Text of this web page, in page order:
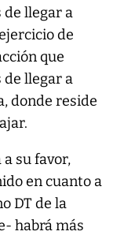
de llegar a
de
que
llegar a
donde reside
su favor,
en cuanto a
DT de la
habrá más